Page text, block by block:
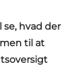
se, hvad der
til at